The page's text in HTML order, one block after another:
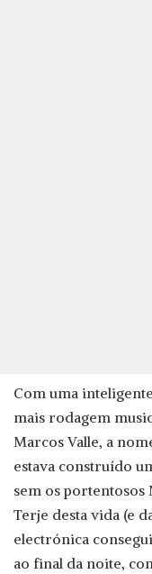
Com uma
mais rodagem
Marcos Valle, a
estava construído
sem os portentosos
Terje desta vida (e
electrónica
ao final da noite,